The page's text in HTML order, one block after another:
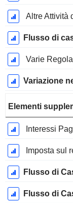
Altre Attività
Flusso di
Varie
Variazione
Elementi
Interessi
Imposta sul
Flusso di
Flusso di